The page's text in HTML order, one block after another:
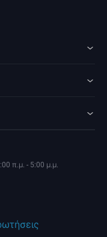
π.μ. - 5:00 μ.μ.